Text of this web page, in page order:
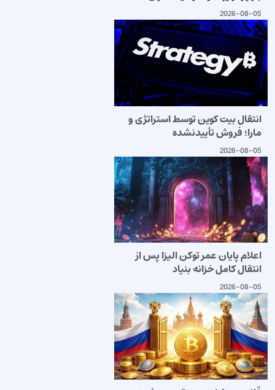
2026-08-05
انتقال بیت کوین توسط استراتژی و
مارا؛ فروش تأییدنشده
2026-08-05
اعلام پایان عمر توکن الیزا پس از
انتقال کامل خزانه بنیاد
2026-08-05